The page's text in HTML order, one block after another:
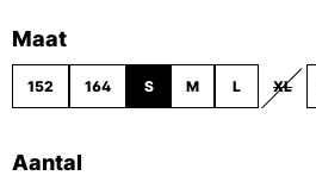
Selecteer
Maat
152 164 S M L XL
Aantal